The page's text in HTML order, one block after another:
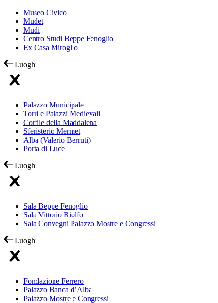
Museo Civico
Mudet
Mudi
Centro Studi Beppe Fenoglio
Ex Casa Miroglio
Luoghi
Palazzo Municipale
Torri e Palazzi Medievali
Cortile della Maddalena
Sferisterio Mermet
Alba (Valerio Berruti)
Porta di Luce
Luoghi
Sala Beppe Fenoglio
Sala Vittorio Riolfo
Sala Convegni Palazzo Mostre e Congressi
Luoghi
Fondazione Ferrero
Palazzo Banca d’Alba
Palazzo Mostre e Congressi